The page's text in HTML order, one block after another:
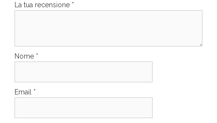
La tua recensione *
Nome *
Email *